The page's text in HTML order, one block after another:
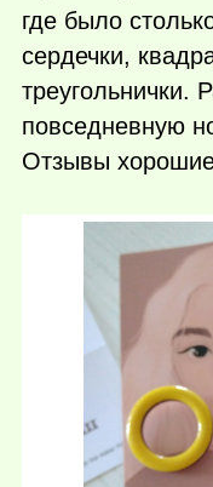
где было
сердечки,
треугольнички.
повседневную
Отзывы